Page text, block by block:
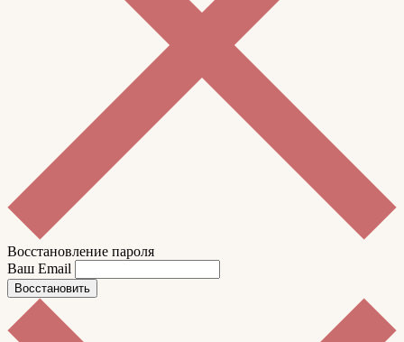
Восстановление пароля
Ваш Email
Восстановить